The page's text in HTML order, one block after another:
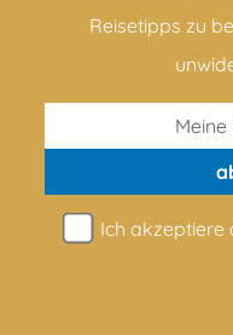
Reisetipps zu
Ich akzeptiere